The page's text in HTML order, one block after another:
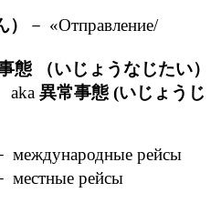
－ «Отправление/
態 （いじょうなじたい）
aka 異常事態 (いじょうじ
международные рейсы
местные рейсы